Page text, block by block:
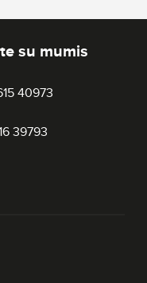
su mumis
40973
39793